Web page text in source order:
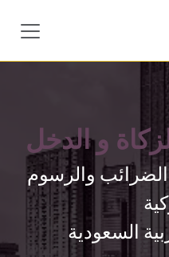
و الدخل
الضرائب والرسوم
السعودية